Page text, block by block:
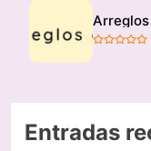
Entradas